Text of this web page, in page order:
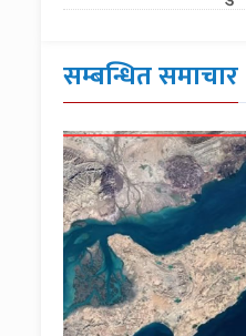
सम्बन्धित समाचार